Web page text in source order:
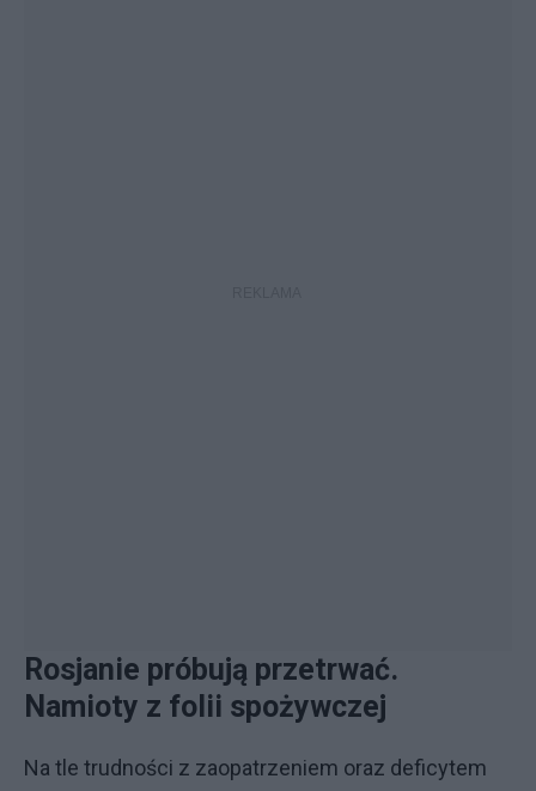
Rosjanie próbują przetrwać.
Namioty z folii spożywczej
Na tle trudności z zaopatrzeniem oraz deficytem